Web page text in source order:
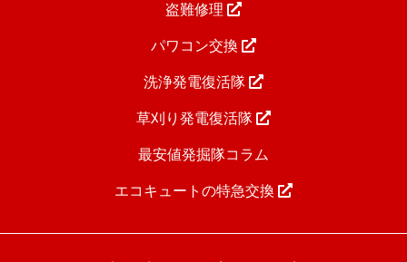
盗難修理
パワコン交換
洗浄発電復活隊
草刈り発電復活隊
最安値発掘隊コラム
エコキュートの特急交換